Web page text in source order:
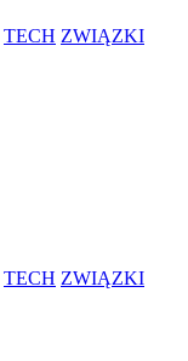
TECH ZWIĄZKI
TECH ZWIĄZKI